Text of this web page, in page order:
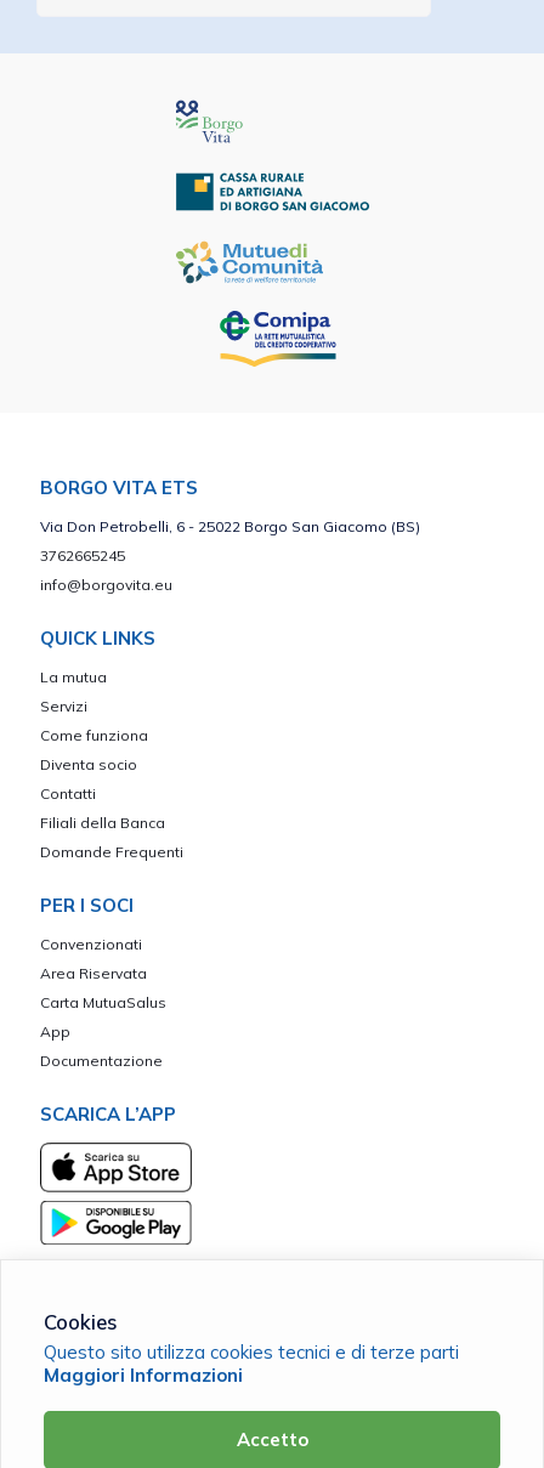
BORGO VITA ETS
Via Don Petrobelli, 6 - 25022 Borgo San Giacomo (BS)
3762665245
info@borgovita.eu
QUICK LINKS
La mutua
Servizi
Come funziona
Diventa socio
Contatti
Filiali della Banca
Domande Frequenti
PER I SOCI
Convenzionati
Area Riservata
Carta MutuaSalus
App
Documentazione
SCARICA L’APP
Borgo Vita ETS
C.F. 98209820178 |Cookie Policy
Cookies
Questo sito utilizza cookies tecnici e di terze parti
Maggiori Informazioni
Accetto